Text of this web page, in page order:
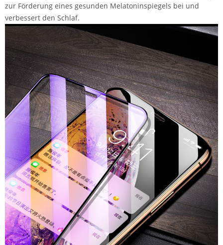
zur Förderung eines gesunden Melatoninspiegels bei und
verbessert den Schlaf.